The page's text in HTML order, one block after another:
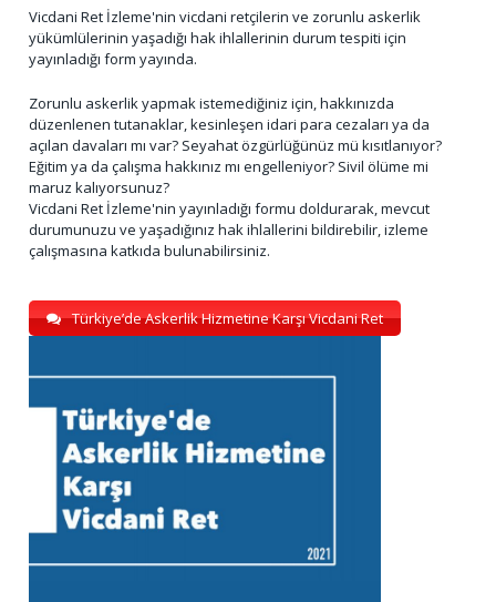
Vicdani Ret İzleme'nin vicdani retçilerin ve zorunlu askerlik
yükümlülerinin yaşadığı hak ihlallerinin durum tespiti için
yayınladığı form yayında.
Zorunlu askerlik yapmak istemediğiniz için, hakkınızda
düzenlenen tutanaklar, kesinleşen idari para cezaları ya da
açılan davaları mı var? Seyahat özgürlüğünüz mü kısıtlanıyor?
Eğitim ya da çalışma hakkınız mı engelleniyor? Sivil ölüme mi
maruz kalıyorsunuz?
Vicdani Ret İzleme'nin yayınladığı formu doldurarak, mevcut
durumunuzu ve yaşadığınız hak ihlallerini bildirebilir, izleme
çalışmasına katkıda bulunabilirsiniz.
Türkiye’de Askerlik Hizmetine Karşı Vicdani Ret